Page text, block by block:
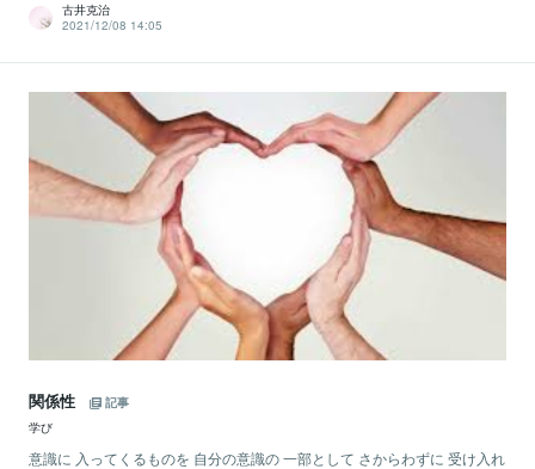
古井克治
2021/12/08 14:05
関係性
記事
学び
意識に 入ってくるものを 自分の意識の 一部として さからわずに 受け入れ